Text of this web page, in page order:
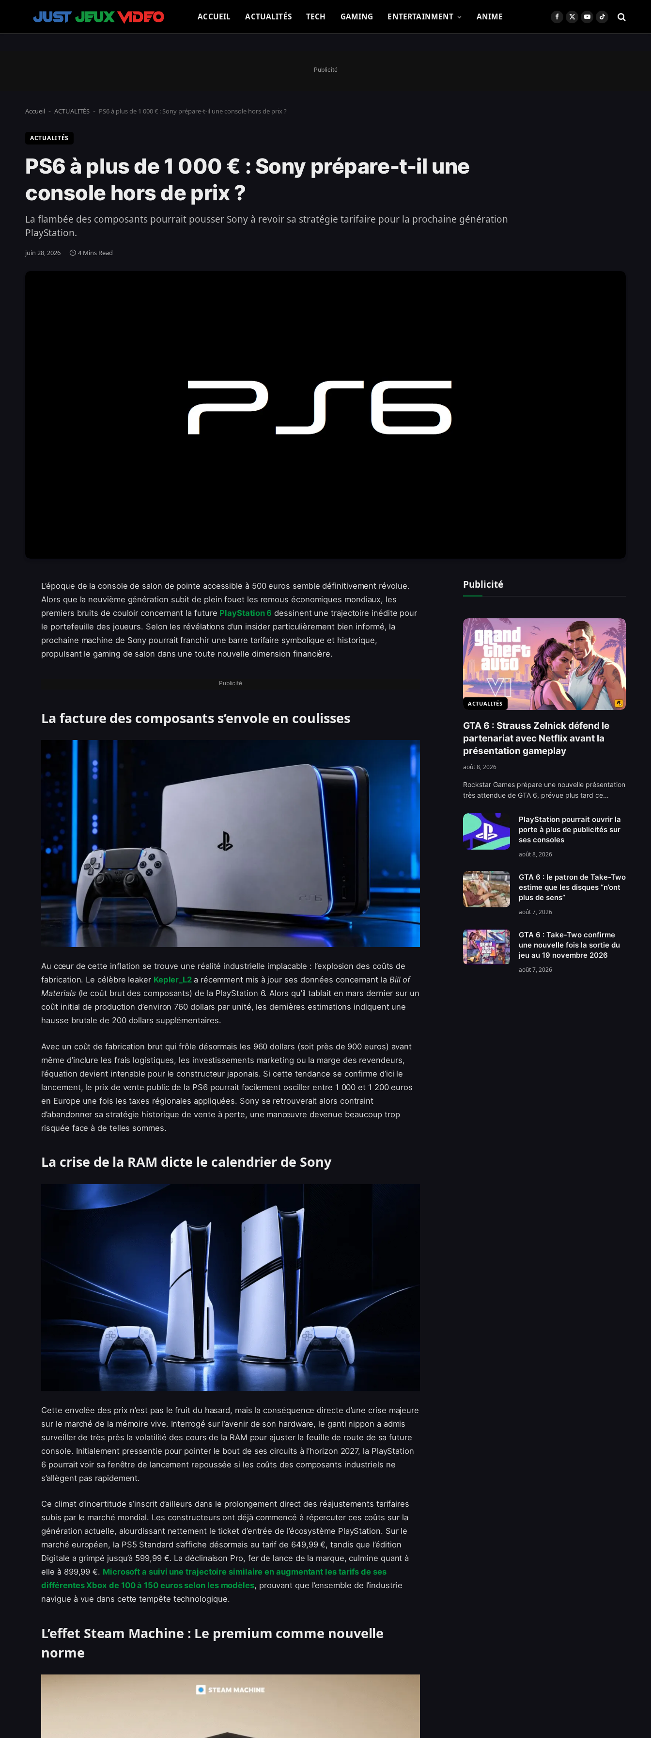
ACCUEIL ACTUALITÉS TECH GAMING ENTERTAINMENT ANIME Facebook
X
YouTubeTikTok
Publicité
Accueil - ACTUALITÉS - PS6 à plus de 1 000 € : Sony prépare-t-il une console hors de prix ?
ACTUALITÉS
PS6 à plus de 1 000 € : Sony prépare-t-il une
console hors de prix ?
La flambée des composants pourrait pousser Sony à revoir sa stratégie tarifaire pour la prochaine génération
PlayStation.
juin 28, 2026 4 Mins Read
L’époque de la console de salon de pointe accessible à 500 euros semble définitivement révolue.
Alors que la neuvième génération subit de plein fouet les remous économiques mondiaux, les
premiers bruits de couloir concernant la future PlayStation 6 dessinent une trajectoire inédite pour
le portefeuille des joueurs. Selon les révélations d’un insider particulièrement bien informé, la
prochaine machine de Sony pourrait franchir une barre tarifaire symbolique et historique,
propulsant le gaming de salon dans une toute nouvelle dimension financière.
Publicité
La facture des composants s’envole en coulisses
Au cœur de cette inflation se trouve une réalité industrielle implacable : l’explosion des coûts de
fabrication. Le célèbre leaker Kepler_L2 a récemment mis à jour ses données concernant la Bill of
Materials (le coût brut des composants) de la PlayStation 6. Alors qu’il tablait en mars dernier sur un
coût initial de production d’environ 760 dollars par unité, les dernières estimations indiquent une
hausse brutale de 200 dollars supplémentaires.
Avec un coût de fabrication brut qui frôle désormais les 960 dollars (soit près de 900 euros) avant
même d’inclure les frais logistiques, les investissements marketing ou la marge des revendeurs,
l’équation devient intenable pour le constructeur japonais. Si cette tendance se confirme d’ici le
lancement, le prix de vente public de la PS6 pourrait facilement osciller entre 1 000 et 1 200 euros
en Europe une fois les taxes régionales appliquées. Sony se retrouverait alors contraint
d’abandonner sa stratégie historique de vente à perte, une manœuvre devenue beaucoup trop
risquée face à de telles sommes.
La crise de la RAM dicte le calendrier de Sony
Cette envolée des prix n’est pas le fruit du hasard, mais la conséquence directe d’une crise majeure
sur le marché de la mémoire vive. Interrogé sur l’avenir de son hardware, le ganti nippon a admis
surveiller de très près la volatilité des cours de la RAM pour ajuster la feuille de route de sa future
console. Initialement pressentie pour pointer le bout de ses circuits à l’horizon 2027, la PlayStation
6 pourrait voir sa fenêtre de lancement repoussée si les coûts des composants industriels ne
s’allègent pas rapidement.
Ce climat d’incertitude s’inscrit d’ailleurs dans le prolongement direct des réajustements tarifaires
subis par le marché mondial. Les constructeurs ont déjà commencé à répercuter ces coûts sur la
génération actuelle, alourdissant nettement le ticket d’entrée de l’écosystème PlayStation. Sur le
marché européen, la PS5 Standard s’affiche désormais au tarif de 649,99 €, tandis que l’édition
Digitale a grimpé jusqu’à 599,99 €. La déclinaison Pro, fer de lance de la marque, culmine quant à
elle à 899,99 €. Microsoft a suivi une trajectoire similaire en augmentant les tarifs de ses
différentes Xbox de 100 à 150 euros selon les modèles, prouvant que l’ensemble de l’industrie
navigue à vue dans cette tempête technologique.
L’effet Steam Machine : Le premium comme nouvelle
norme
Publicité
ACTUALITÉS
GTA 6 : Strauss Zelnick défend le
partenariat avec Netflix avant la
présentation gameplay
août 8, 2026
Rockstar Games prépare une nouvelle présentation
très attendue de GTA 6, prévue plus tard ce…
PlayStation pourrait ouvrir la
porte à plus de publicités sur
ses consoles
août 8, 2026
GTA 6 : le patron de Take-Two
estime que les disques “n’ont
plus de sens”
août 7, 2026
GTA 6 : Take-Two confirme
une nouvelle fois la sortie du
jeu au 19 novembre 2026
août 7, 2026